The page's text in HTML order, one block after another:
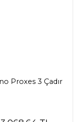
Proxes 3 Çadır